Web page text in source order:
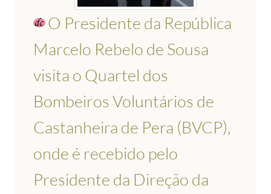
O Presidente da República
Marcelo Rebelo de Sousa
visita o Quartel dos
Bombeiros Voluntários de
Castanheira de Pera (BVCP),
onde é recebido pelo
Presidente da Direção da